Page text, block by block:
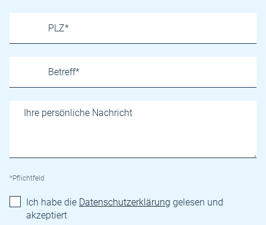
*Pflichtfeld
Ich habe die Datenschutzerklärung gelesen und
akzeptiert